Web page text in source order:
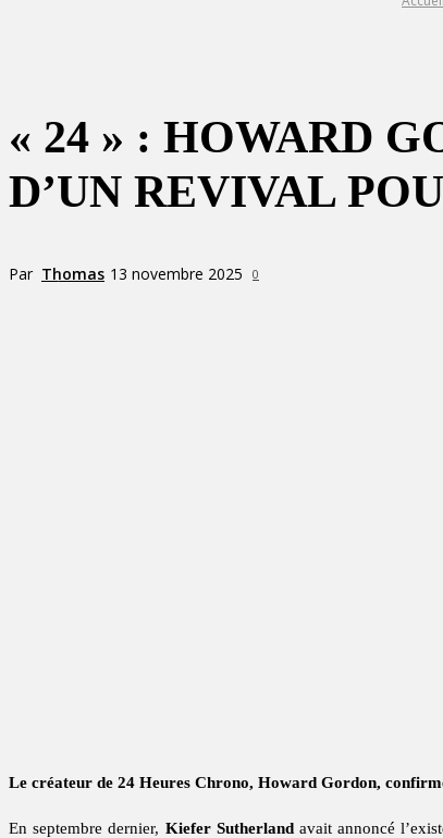
« 24 » : HOWARD
D’UN REVIVAL
Par Thomas 13 novembre 2025 0
Le créateur de 24 Heures Chrono, Howard Gordon,
En septembre dernier, Kiefer Sutherlandavait annoncé